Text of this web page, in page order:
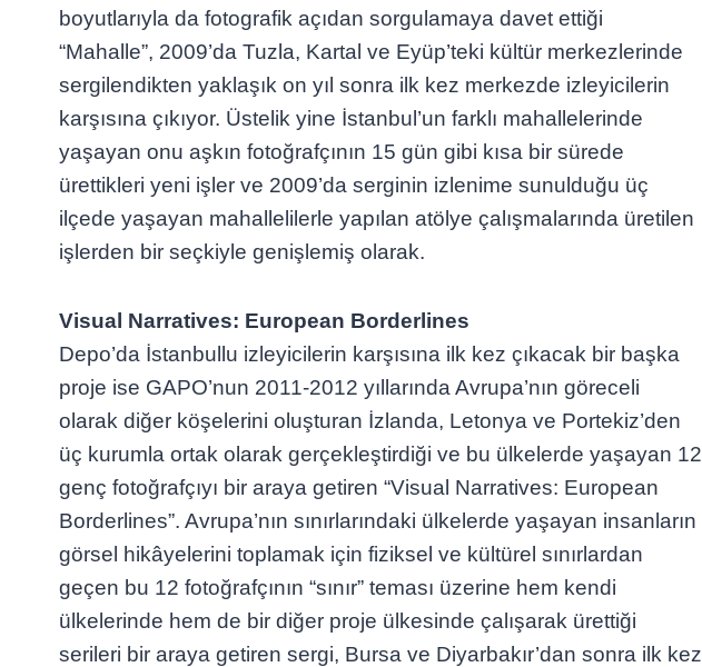
boyutlarıyla da fotografik açıdan sorgulamaya davet ettiği
“Mahalle”, 2009’da Tuzla, Kartal ve Eyüp’teki kültür merkezlerinde
sergilendikten yaklaşık on yıl sonra ilk kez merkezde izleyicilerin
karşısına çıkıyor. Üstelik yine İstanbul’un farklı mahallelerinde
yaşayan onu aşkın fotoğrafçının 15 gün gibi kısa bir sürede
ürettikleri yeni işler ve 2009’da serginin izlenime sunulduğu üç
ilçede yaşayan mahallelilerle yapılan atölye çalışmalarında üretilen
işlerden bir seçkiyle genişlemiş olarak.
Visual Narratives: European Borderlines
Depo’da İstanbullu izleyicilerin karşısına ilk kez çıkacak bir başka
proje ise GAPO’nun 2011-2012 yıllarında Avrupa’nın göreceli
olarak diğer köşelerini oluşturan İzlanda, Letonya ve Portekiz’den
üç kurumla ortak olarak gerçekleştirdiği ve bu ülkelerde yaşayan 12
genç fotoğrafçıyı bir araya getiren “Visual Narratives: European
Borderlines”. Avrupa’nın sınırlarındaki ülkelerde yaşayan insanların
görsel hikâyelerini toplamak için fiziksel ve kültürel sınırlardan
geçen bu 12 fotoğrafçının “sınır” teması üzerine hem kendi
ülkelerinde hem de bir diğer proje ülkesinde çalışarak ürettiği
serileri bir araya getiren sergi, Bursa ve Diyarbakır’dan sonra ilk kez